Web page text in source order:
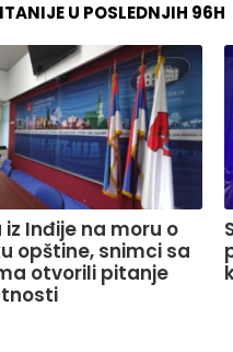
U POSLEDNJIH 96H
iz Inđije na moru o
opštine, snimci sa
otvorili pitanje